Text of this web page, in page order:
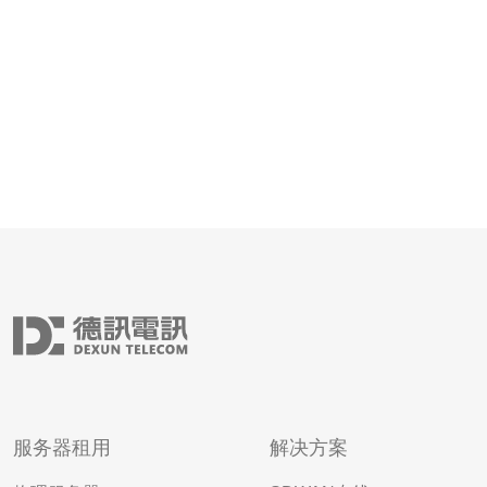
服务器租用 解决方案